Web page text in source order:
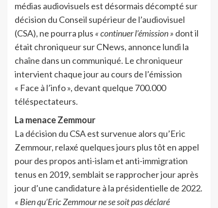
médias audiovisuels est désormais décompté sur
décision du Conseil supérieur de l’audiovisuel
(CSA), ne pourra plus « continuer l’émission » dont il
était chroniqueur sur CNews, annonce lundi la
chaîne dans un communiqué. Le chroniqueur
intervient chaque jour au cours de l’émission
« Face à l’info », devant quelque 700.000
téléspectateurs.
La menace Zemmour
La décision du CSA est survenue alors qu’Eric
Zemmour, relaxé quelques jours plus tôt en appel
pour des propos anti-islam et anti-immigration
tenus en 2019, semblait se rapprocher jour après
jour d’une candidature à la présidentielle de 2022.
« Bien qu’Eric Zemmour ne se soit pas déclaré